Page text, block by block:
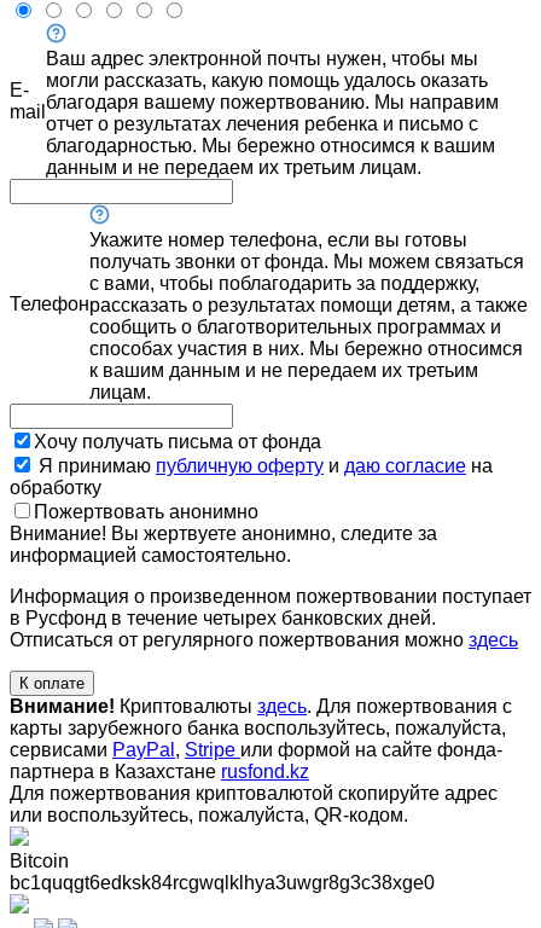
E-
mail
Ваш адрес электронной почты нужен, чтобы мы
могли рассказать, какую помощь удалось оказать
благодаря вашему пожертвованию. Мы направим
отчет о результатах лечения ребенка и письмо с
благодарностью. Мы бережно относимся к вашим
данным и не передаем их третьим лицам.
Телефон
Укажите номер телефона, если вы готовы
получать звонки от фонда. Мы можем связаться
с вами, чтобы поблагодарить за поддержку,
рассказать о результатах помощи детям, а также
сообщить о благотворительных программах и
способах участия в них. Мы бережно относимся
к вашим данным и не передаем их третьим
лицам.
Хочу получать письма от фонда
Я принимаю публичную оферту и даю согласие на
обработку
Пожертвовать анонимно
Внимание! Вы жертвуете анонимно, следите за
информацией самостоятельно.
Информация о произведенном пожертвовании поступает
в Русфонд в течение четырех банковских дней.
Отписаться от регулярного пожертвования можно здесь
К оплате
Внимание! Криптовалюты здесь. Для пожертвования с
карты зарубежного банка воспользуйтесь, пожалуйста,
сервисами PayPal , Stripe или формой на сайте фонда-
партнера в Казахстане rusfond.kz
Для пожертвования криптовалютой скопируйте адрес
или воспользуйтесь, пожалуйста, QR-кодом.
Bitcoin
bc1quqgt6edksk84rcgwqlklhya3uwgr8g3c38xge0